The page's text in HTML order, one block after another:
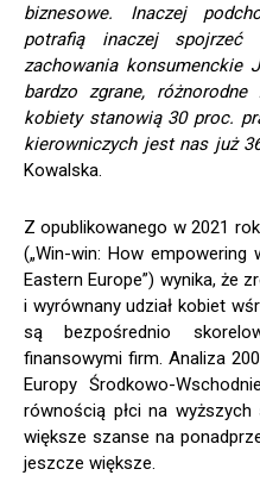
biznesowe. Inaczej
potrafią inaczej spojrzeć
zachowania konsumenckie
bardzo zgrane,
kobiety stanowią 30 proc.
kierowniczych jest nas już
Kowalska.
Z opublikowanego w 2021
(„Win-win: How
Eastern Europe”) wynika, że
i wyrównany udział kobiet
są bezpośrednio
finansowymi firm. Analiza
Europy Środkowo-
równością płci na
większe szanse na
jeszcze większe.